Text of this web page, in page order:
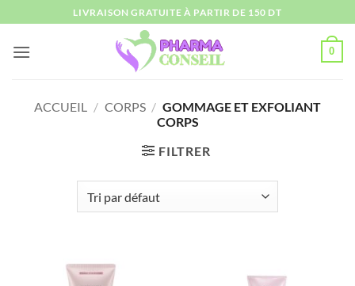
au
contenu
LIVRAISON GRATUITE À PARTIR DE 150 DT
0
ACCUEIL / CORPS / GOMMAGE ET EXFOLIANT
CORPS
FILTRER